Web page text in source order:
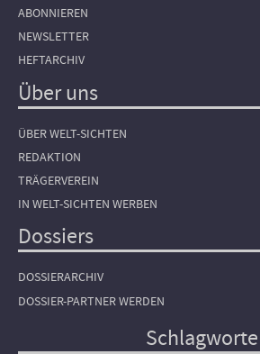
ABONNIEREN
NEWSLETTER
HEFTARCHIV
Über uns
ÜBER WELT-SICHTEN
REDAKTION
TRÄGERVEREIN
IN WELT-SICHTEN WERBEN
Dossiers
DOSSIERARCHIV
DOSSIER-PARTNER WERDEN
Schlagworte